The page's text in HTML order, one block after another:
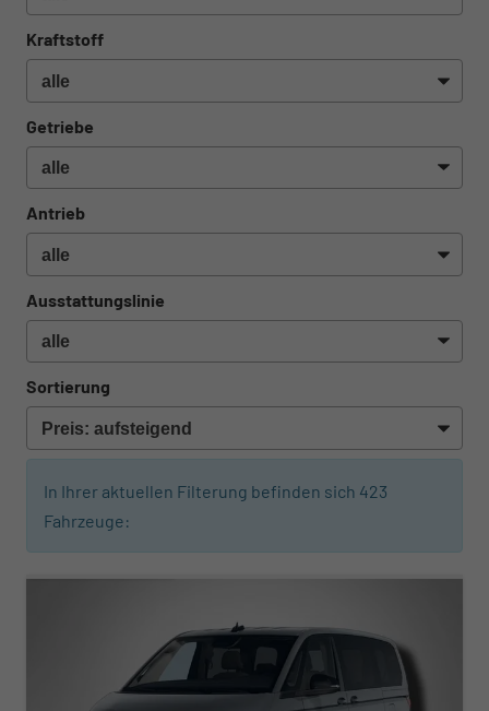
Kraftstoff
Getriebe
Antrieb
Ausstattungslinie
Sortierung
In Ihrer aktuellen Filterung befinden sich 423
Fahrzeuge:
ab 474,– € mtl.